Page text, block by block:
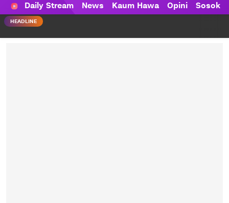
HAWA
Haluan Wanita Indonesia
Daily Stream News Kaum Hawa Opini Sosok
HEADLINE